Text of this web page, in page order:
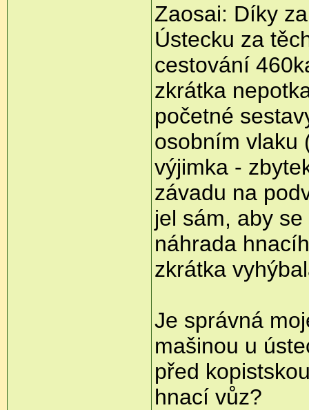
Zaosai: Díky
Ústecku za
cestování
zkrátka
početné
osobním vlaku
výjimka -
závadu na
jel sám, aby
náhrada
zkrátka
Je správná
mašinou u
před
hnací vůz?